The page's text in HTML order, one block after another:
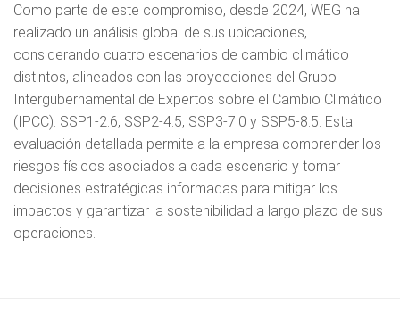
Como parte de este compromiso, desde 2024, WEG ha
realizado un análisis global de sus ubicaciones,
considerando cuatro escenarios de cambio climático
distintos, alineados con las proyecciones del Grupo
Intergubernamental de Expertos sobre el Cambio Climático
(IPCC): SSP1-2.6, SSP2-4.5, SSP3-7.0 y SSP5-8.5. Esta
evaluación detallada permite a la empresa comprender los
riesgos físicos asociados a cada escenario y tomar
decisiones estratégicas informadas para mitigar los
impactos y garantizar la sostenibilidad a largo plazo de sus
operaciones.